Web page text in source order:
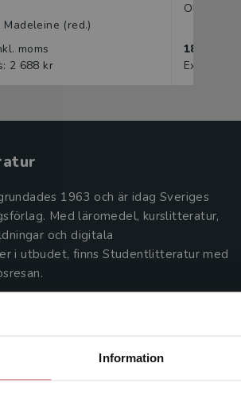
Information
Madeleine (red.)
moms
2 688 kr
Olofsson,
183 kr
Exkl.
1963 och är idag Sveriges
Med läromedel, kurslitteratur,
och digitala
i utbudet, finns Studentlitteratur med